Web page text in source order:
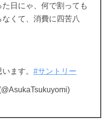
日にゃ、何で割っても
くて、消費に四苦八
ます。 #サントリー